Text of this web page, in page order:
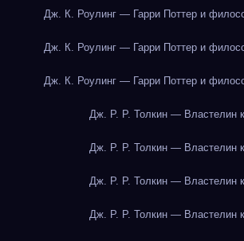
Дж. К. Роулинг — Гарри Поттер и
Дж. К. Роулинг — Гарри Поттер и
Дж. К. Роулинг — Гарри Поттер и
Дж. Р. Р. Толкин — Властелин
Дж. Р. Р. Толкин — Властелин
Дж. Р. Р. Толкин — Властелин
Дж. Р. Р. Толкин — Властелин